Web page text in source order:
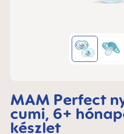
MAM Perfect
cumi, 6+
készlet